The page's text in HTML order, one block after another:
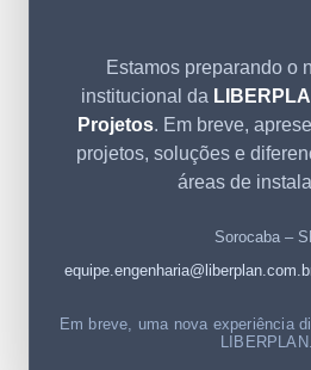
Estamos preparando o
institucional da
Projetos. Em breve,
projetos, soluções e
áreas de
Sorocaba –
Em breve, uma nova experiência
LIBERPLAN.